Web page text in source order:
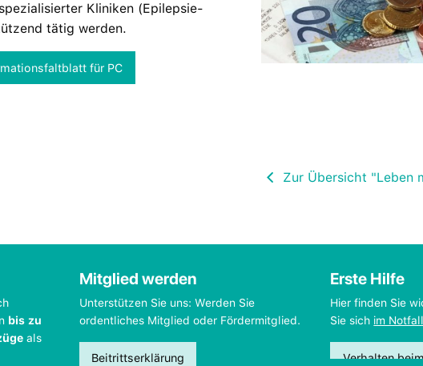
Kliniken (Epilepsie-
tätig werden.
für PC
Zur Übersicht "Leben
bis zu
als
Mitglied werden
Unterstützen Sie uns: Werden Sie
ordentliches Mitglied oder Fördermitglied.
Beitrittserklärung
Erste Hilfe
Hier finden Sie
Sie sich im Notfall
Verhalten